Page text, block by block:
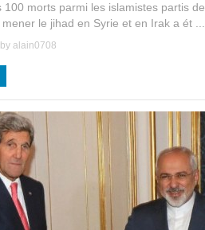
100 morts parmi les islamistes partis de
le jihad en Syrie et en Irak a ét ...
| by alain0708